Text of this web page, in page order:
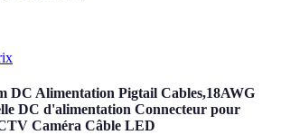
DC Alimentation Pigtail Cables,18AWG
DC d'alimentation Connecteur pour
Caméra Câble LED